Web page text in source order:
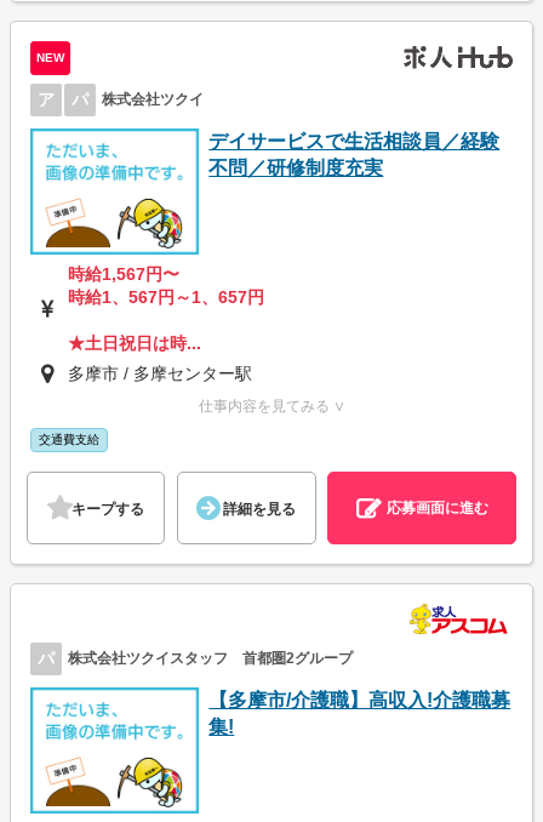
NEW
ア パ 株式会社ツクイ
デイサービスで生活相談員／経験
不問／研修制度充実
時給1,567円〜
時給1、567円～1、657円
★土日祝日は時...
多摩市 / 多摩センター駅
仕事内容を見てみる ∨
交通費支給
キープする 詳細を見る 応募画面に進む
パ 株式会社ツクイスタッフ 首都圏2グループ
【多摩市/介護職】高収入!介護職募
集!